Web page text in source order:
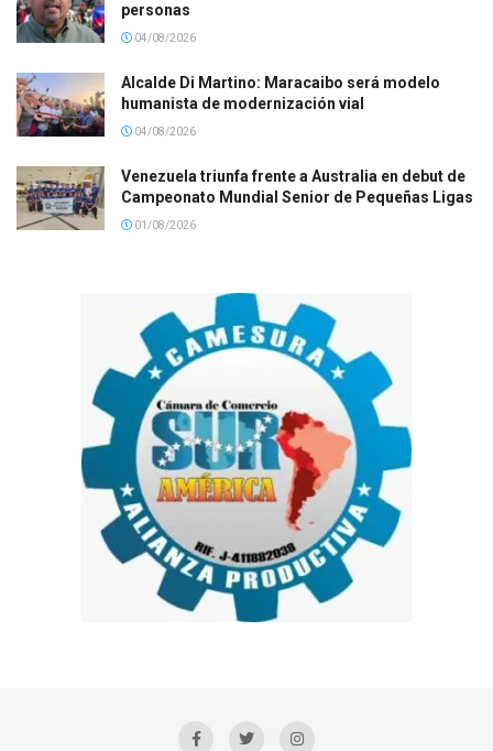
personas
04/08/2026
Alcalde Di Martino: Maracaibo será modelo
humanista de modernización vial
04/08/2026
Venezuela triunfa frente a Australia en debut de
Campeonato Mundial Senior de Pequeñas Ligas
01/08/2026